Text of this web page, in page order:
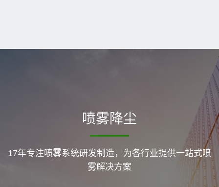
喷雾降尘
17年专注喷雾系统研发制造，为各行业提供一站式喷
雾解决方案